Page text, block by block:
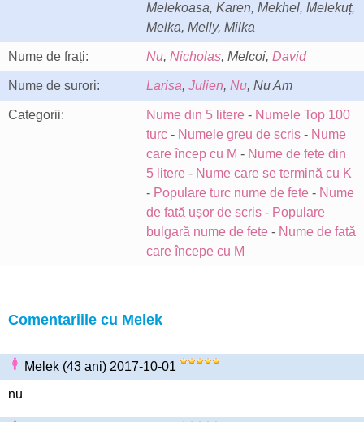
Melekoasa, Karen, Mekhel, Melekuț,
Melka, Melly, Milka
Nume de frați: Nu, Nicholas, Melcoi, David
Nume de surori: Larisa, Julien, Nu, Nu Am
Categorii: Nume din 5 litere - Numele Top 100
turc - Numele greu de scris - Nume
care încep cu M - Nume de fete din
5 litere - Nume care se termină cu K
- Populare turc nume de fete - Nume
de fată ușor de scris - Populare
bulgară nume de fete - Nume de fată
care începe cu M
Comentariile cu Melek
Melek (43 ani) 2017-10-01
nu